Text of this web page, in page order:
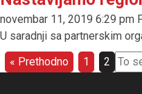
novembar 11, 2019 6:29 pm
U saradnji sa partnerskim
« Prethodno
1 2